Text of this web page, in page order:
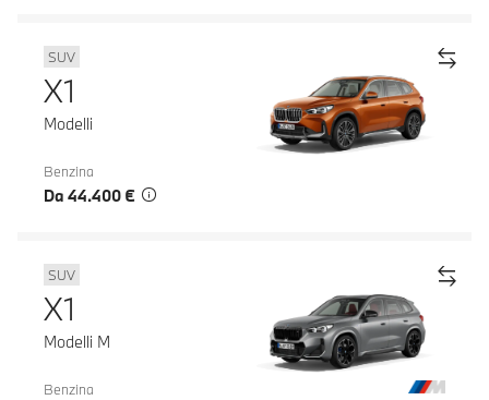
SUV
X1
Modelli
Benzina
Da 44.400 €
SUV
X1
Modelli M
Benzina